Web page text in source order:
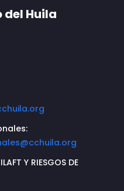
Huila
Y RIESGOS DE